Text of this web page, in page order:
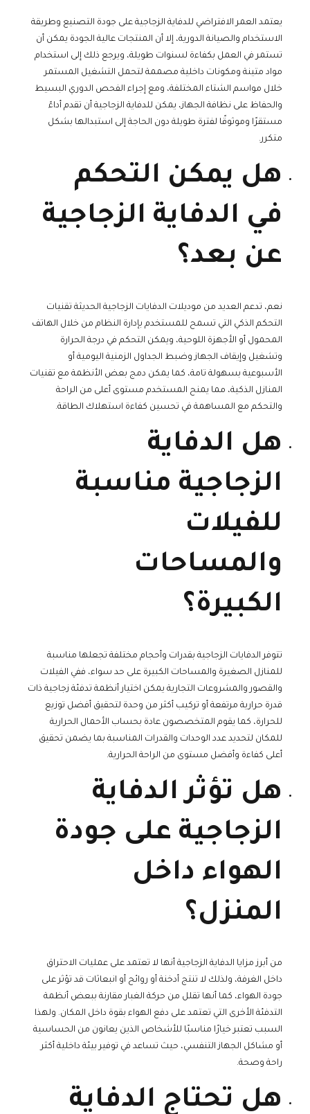
يعتمد العمر الافتراضي للدفاية الزجاجية على جودة التصنيع وطريقة
الاستخدام والصيانة الدورية، إلا أن المنتجات عالية الجودة يمكن أن
تستمر في العمل بكفاءة لسنوات طويلة، ويرجع ذلك إلى استخدام
مواد متينة ومكونات داخلية مصممة لتحمل التشغيل المستمر
خلال مواسم الشتاء المختلفة، ومع إجراء الفحص الدوري البسيط
والحفاظ على نظافة الجهاز، يمكن للدفاية الزجاجية أن تقدم أداءً
مستقرًا وموثوقًا لفترة طويلة دون الحاجة إلى استبدالها بشكل
متكرر.
هل يمكن التحكم
في الدفاية الزجاجية
عن بعد؟
نعم، تدعم العديد من موديلات الدفايات الزجاجية الحديثة تقنيات
التحكم الذكي التي تسمح للمستخدم بإدارة النظام من خلال الهاتف
المحمول أو الأجهزة اللوحية، ويمكن التحكم في درجة الحرارة
وتشغيل وإيقاف الجهاز وضبط الجداول الزمنية اليومية أو
الأسبوعية بسهولة تامة، كما يمكن دمج بعض الأنظمة مع تقنيات
المنازل الذكية، مما يمنح المستخدم مستوى أعلى من الراحة
والتحكم مع المساهمة في تحسين كفاءة استهلاك الطاقة.
هل الدفاية
الزجاجية مناسبة
للفيلات
والمساحات
الكبيرة؟
تتوفر الدفايات الزجاجية بقدرات وأحجام مختلفة تجعلها مناسبة
للمنازل الصغيرة والمساحات الكبيرة على حد سواء، ففي الفيلات
والقصور والمشروعات التجارية يمكن اختيار أنظمة تدفئة زجاجية ذات
قدرة حرارية مرتفعة أو تركيب أكثر من وحدة لتحقيق أفضل توزيع
للحرارة، كما يقوم المتخصصون عادة بحساب الأحمال الحرارية
للمكان لتحديد عدد الوحدات والقدرات المناسبة بما يضمن تحقيق
أعلى كفاءة وأفضل مستوى من الراحة الحرارية.
هل تؤثر الدفاية
الزجاجية على جودة
الهواء داخل
المنزل؟
من أبرز مزايا الدفاية الزجاجية أنها لا تعتمد على عمليات الاحتراق
داخل الغرفة، ولذلك لا تنتج أدخنة أو روائح أو انبعاثات قد تؤثر على
جودة الهواء، كما أنها تقلل من حركة الغبار مقارنة ببعض أنظمة
التدفئة الأخرى التي تعتمد على دفع الهواء بقوة داخل المكان. ولهذا
السبب تعتبر خيارًا مناسبًا للأشخاص الذين يعانون من الحساسية
أو مشاكل الجهاز التنفسي، حيث تساعد في توفير بيئة داخلية أكثر
راحة وصحة.
هل تحتاج الدفاية